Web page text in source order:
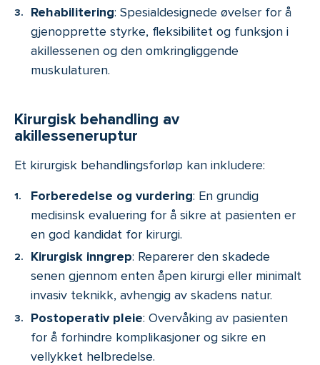
Rehabilitering: Spesialdesignede øvelser for å
gjenopprette styrke, fleksibilitet og funksjon i
akillessenen og den omkringliggende
muskulaturen.
Kirurgisk behandling av
akillesseneruptur
Et kirurgisk behandlingsforløp kan inkludere:
Forberedelse og vurdering: En grundig
medisinsk evaluering for å sikre at pasienten er
en god kandidat for kirurgi.
Kirurgisk inngrep: Reparerer den skadede
senen gjennom enten åpen kirurgi eller minimalt
invasiv teknikk, avhengig av skadens natur.
Postoperativ pleie: Overvåking av pasienten
for å forhindre komplikasjoner og sikre en
vellykket helbredelse.